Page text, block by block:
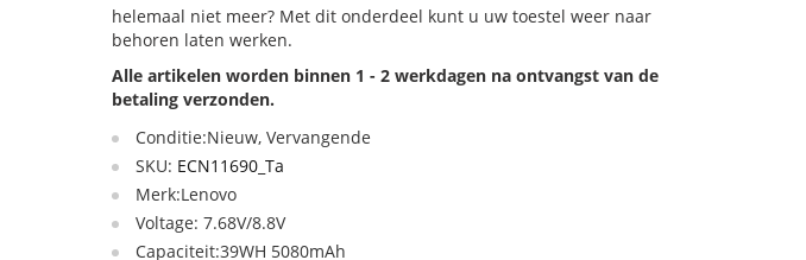
helemaal niet meer? Met dit onderdeel kunt u uw toestel weer naar
behoren laten werken.
Alle artikelen worden binnen 1 - 2 werkdagen na ontvangst van de
betaling verzonden.
Conditie:Nieuw, Vervangende
SKU: ECN11690_Ta
Merk:Lenovo
Voltage: 7.68V/8.8V
Capaciteit:39WH 5080mAh